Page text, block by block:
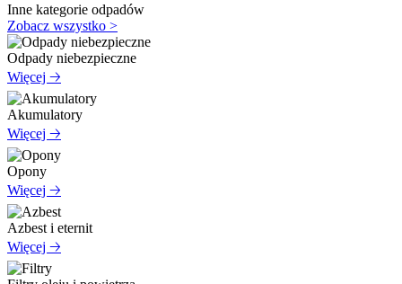
Inne kategorie odpadów
Zobacz wszystko >
Odpady niebezpieczne
Więcej 🡢
Akumulatory
Więcej 🡢
Opony
Więcej 🡢
Azbest i eternit
Więcej 🡢